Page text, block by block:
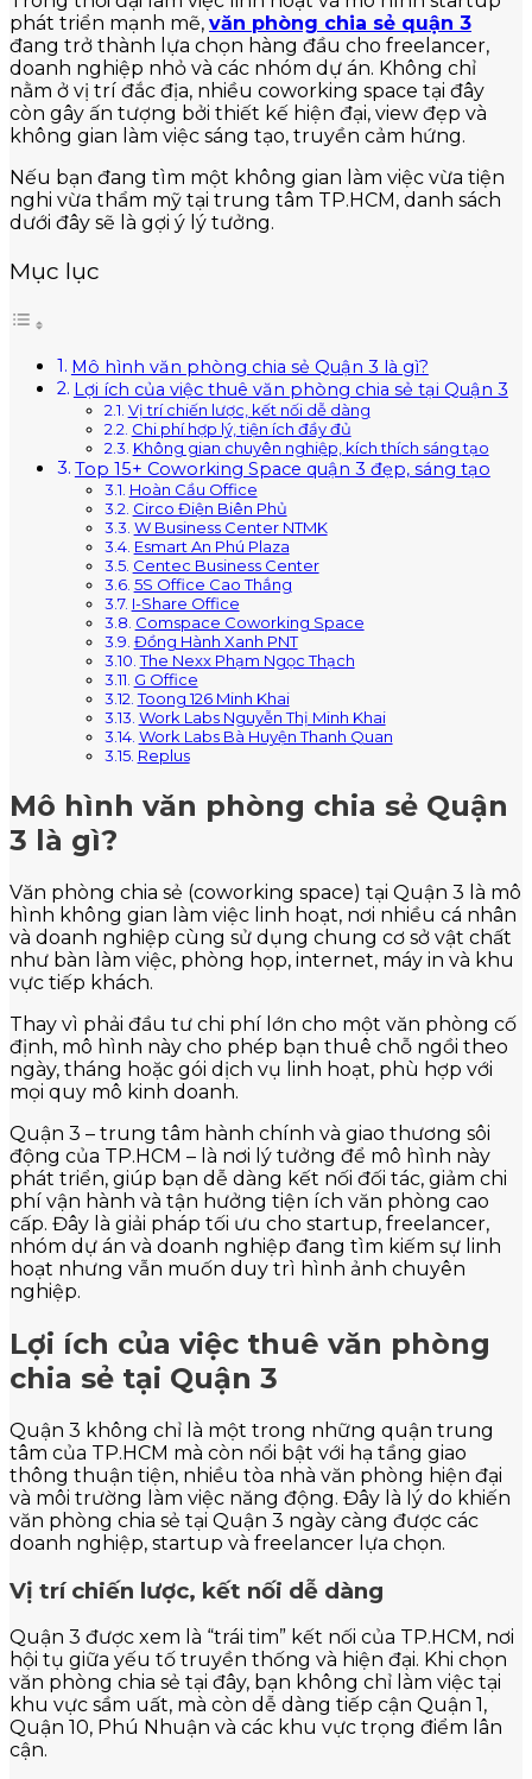
phát triển mạnh mẽ, văn phòng chia sẻ quận 3
đang trở thành lựa chọn hàng đầu cho freelancer,
doanh nghiệp nhỏ và các nhóm dự án. Không chỉ
nằm ở vị trí đắc địa, nhiều coworking space tại đây
còn gây ấn tượng bởi thiết kế hiện đại, view đẹp và
không gian làm việc sáng tạo, truyền cảm hứng.
Nếu bạn đang tìm một không gian làm việc vừa tiện
nghi vừa thẩm mỹ tại trung tâm TP.HCM, danh sách
dưới đây sẽ là gợi ý lý tưởng.
Mục lục
Mô hình văn phòng chia sẻ Quận 3 là gì?
Lợi ích của việc thuê văn phòng chia sẻ tại Quận 3
Vị trí chiến lược, kết nối dễ dàng
Chi phí hợp lý, tiện ích đầy đủ
Không gian chuyên nghiệp, kích thích sáng tạo
Top 15+ Coworking Space quận 3 đẹp, sáng tạo
Hoàn Cầu Office
Circo Điện Biên Phủ
W Business Center NTMK
Esmart An Phú Plaza
Centec Business Center
5S Office Cao Thắng
I-Share Office
Comspace Coworking Space
Đồng Hành Xanh PNT
The Nexx Phạm Ngọc Thạch
G Office
Toong 126 Minh Khai
Work Labs Nguyễn Thị Minh Khai
Work Labs Bà Huyện Thanh Quan
Replus
Mô hình văn phòng chia sẻ Quận
3 là gì?
Văn phòng chia sẻ (coworking space) tại Quận 3 là mô
hình không gian làm việc linh hoạt, nơi nhiều cá nhân
và doanh nghiệp cùng sử dụng chung cơ sở vật chất
như bàn làm việc, phòng họp, internet, máy in và khu
vực tiếp khách.
Thay vì phải đầu tư chi phí lớn cho một văn phòng cố
định, mô hình này cho phép bạn thuê chỗ ngồi theo
ngày, tháng hoặc gói dịch vụ linh hoạt, phù hợp với
mọi quy mô kinh doanh.
Quận 3 – trung tâm hành chính và giao thương sôi
động của TP.HCM – là nơi lý tưởng để mô hình này
phát triển, giúp bạn dễ dàng kết nối đối tác, giảm chi
phí vận hành và tận hưởng tiện ích văn phòng cao
cấp. Đây là giải pháp tối ưu cho startup, freelancer,
nhóm dự án và doanh nghiệp đang tìm kiếm sự linh
hoạt nhưng vẫn muốn duy trì hình ảnh chuyên
nghiệp.
Lợi ích của việc thuê văn phòng
chia sẻ tại Quận 3
Quận 3 không chỉ là một trong những quận trung
tâm của TP.HCM mà còn nổi bật với hạ tầng giao
thông thuận tiện, nhiều tòa nhà văn phòng hiện đại
và môi trường làm việc năng động. Đây là lý do khiến
văn phòng chia sẻ tại Quận 3 ngày càng được các
doanh nghiệp, startup và freelancer lựa chọn.
Vị trí chiến lược, kết nối dễ dàng
Quận 3 được xem là “trái tim” kết nối của TP.HCM, nơi
hội tụ giữa yếu tố truyền thống và hiện đại. Khi chọn
văn phòng chia sẻ tại đây, bạn không chỉ làm việc tại
khu vực sầm uất, mà còn dễ dàng tiếp cận Quận 1,
Quận 10, Phú Nhuận và các khu vực trọng điểm lân
cận.